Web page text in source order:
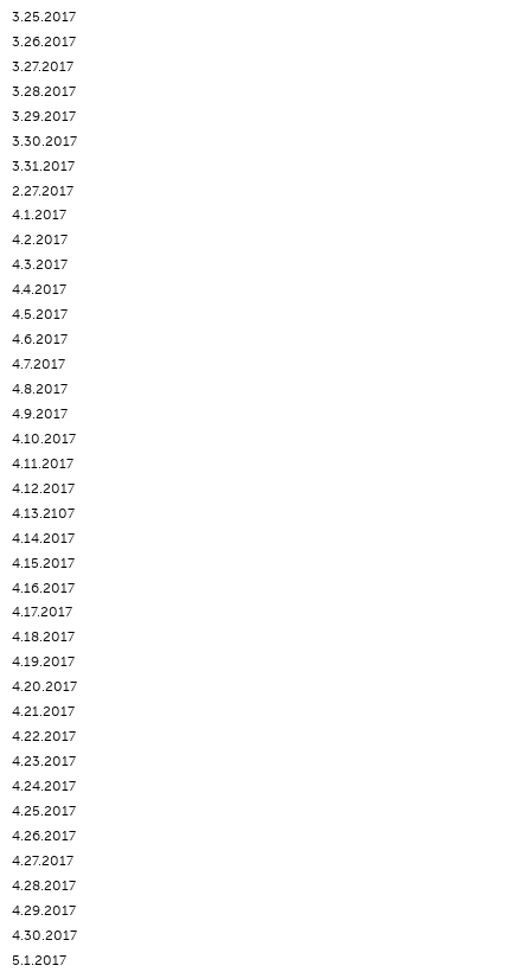
3.25.2017
3.26.2017
3.27.2017
3.28.2017
3.29.2017
3.30.2017
3.31.2017
2.27.2017
4.1.2017
4.2.2017
4.3.2017
4.4.2017
4.5.2017
4.6.2017
4.7.2017
4.8.2017
4.9.2017
4.10.2017
4.11.2017
4.12.2017
4.13.2107
4.14.2017
4.15.2017
4.16.2017
4.17.2017
4.18.2017
4.19.2017
4.20.2017
4.21.2017
4.22.2017
4.23.2017
4.24.2017
4.25.2017
4.26.2017
4.27.2017
4.28.2017
4.29.2017
4.30.2017
5.1.2017